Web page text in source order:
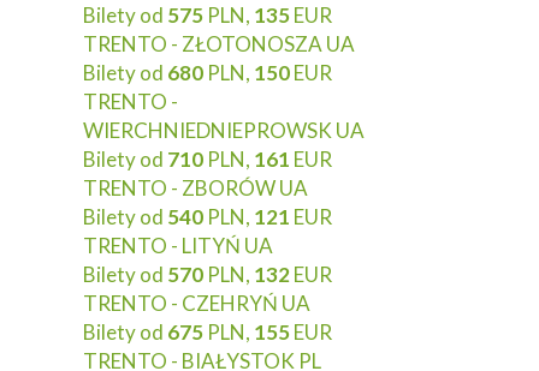
Bilety od 575 PLN, 135EUR
TRENTO - ZŁOTONOSZA UA
Bilety od 680 PLN, 150EUR
TRENTO -
WIERCHNIEDNIEPROWSK UA
Bilety od 710 PLN, 161 EUR
TRENTO - ZBORÓW UA
Bilety od 540 PLN, 121 EUR
TRENTO - LITYŃ UA
Bilety od 570 PLN, 132EUR
TRENTO - CZEHRYŃ UA
Bilety od 675 PLN, 155EUR
TRENTO - BIAŁYSTOK PL